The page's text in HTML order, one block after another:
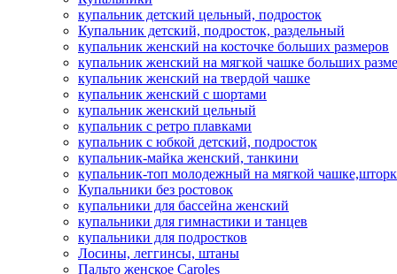
купальник детский цельный, подросток
Купальник детский, подросток, раздельный
купальник женский на косточке больших размеров
купальник женский на мягкой чашке больших
купальник женский на твердой чашке
купальник женский с шортами
купальник женский цельный
купальник с ретро плавками
купальник с юбкой детский, подросток
купальник-майка женский, танкини
купальник-топ молодежный на мягкой
Купальники без ростовок
купальники для бассейна женский
купальники для гимнастики и танцев
купальники для подростков
Лосины, леггинсы, штаны
Пальто женское Caroles